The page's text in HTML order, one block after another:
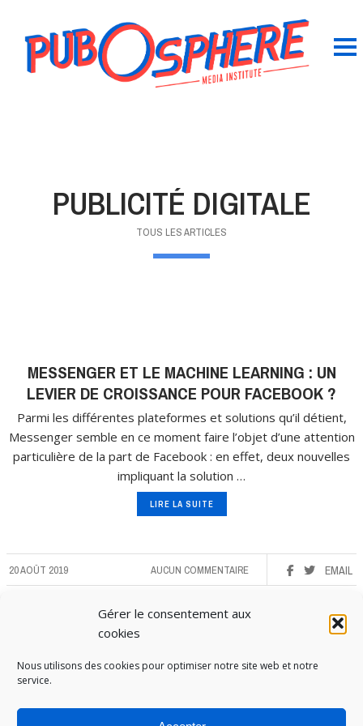
Gérer le consentement aux
cookies
Nous utilisons des cookies pour optimiser notre site web et notre
service.
PUBLICITÉ DIGITALE
TOUS LES ARTICLES
MESSENGER ET LE MACHINE LEARNING : UN
LEVIER DE CROISSANCE POUR FACEBOOK ?
Parmi les différentes plateformes et solutions qu’il détient,
Messenger semble en ce moment faire l’objet d’une attention
particulière de la part de Facebook : en effet, deux nouvelles
impliquant la solution …
LIRE LA SUITE
20 AOÛT 2019 EMAIL
AUCUN COMMENTAIRE